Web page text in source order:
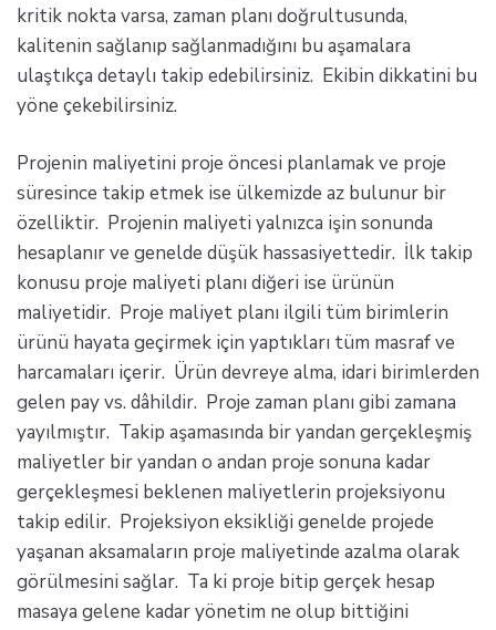
kritik nokta varsa, zaman planı doğrultusunda,
kalitenin sağlanıp sağlanmadığını bu aşamalara
ulaştıkça detaylı takip edebilirsiniz. Ekibin dikkatini bu
yöne çekebilirsiniz.
Projenin maliyetini proje öncesi planlamak ve proje
süresince takip etmek ise ülkemizde az bulunur bir
özelliktir. Projenin maliyeti yalnızca işin sonunda
hesaplanır ve genelde düşük hassasiyettedir. İlk takip
konusu proje maliyeti planı diğeri ise ürünün
maliyetidir. Proje maliyet planı ilgili tüm birimlerin
ürünü hayata geçirmek için yaptıkları tüm masraf ve
harcamaları içerir. Ürün devreye alma, idari birimlerden
gelen pay vs. dâhildir. Proje zaman planı gibi zamana
yayılmıştır. Takip aşamasında bir yandan gerçekleşmiş
maliyetler bir yandan o andan proje sonuna kadar
gerçekleşmesi beklenen maliyetlerin projeksiyonu
takip edilir. Projeksiyon eksikliği genelde projede
yaşanan aksamaların proje maliyetinde azalma olarak
görülmesini sağlar. Ta ki proje bitip gerçek hesap
masaya gelene kadar yönetim ne olup bittiğini